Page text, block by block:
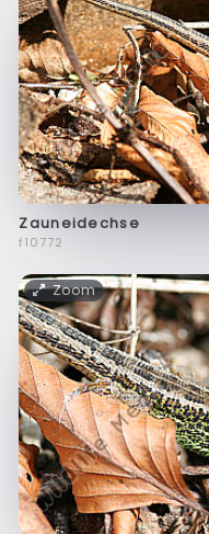
Zauneidechse
f10772
Zoom